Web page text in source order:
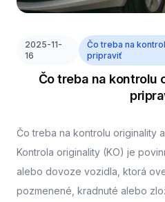
2025-11-
16
Čo treba na
pripraviť
Čo treba na kontrolu
Čo treba na kontrolu originality
Kontrola originality (KO) je
alebo dovoze vozidla, ktorá
pozmenené, kradnuté alebo